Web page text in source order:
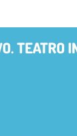
TEATRO